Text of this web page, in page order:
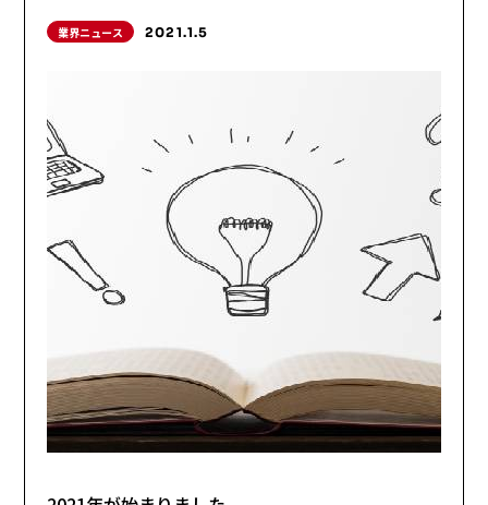
業界ニュース 2021.1.5